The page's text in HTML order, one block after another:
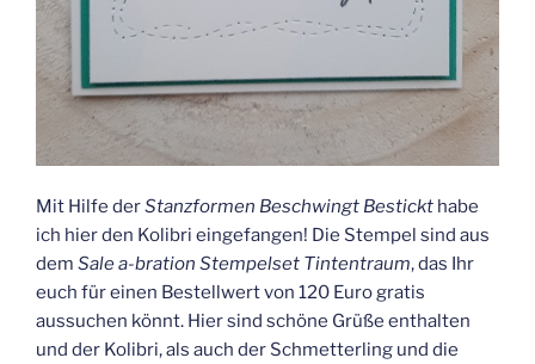
Mit Hilfe derStanzformen Beschwingt Bestickt habe
ich hier den Kolibri eingefangen! Die Stempel sind aus
dem Sale a-bration Stempelset Tintentraum, das Ihr
euch für einen Bestellwert von 120 Euro gratis
aussuchen könnt. Hier sind schöne Grüße enthalten
und der Kolibri, als auch der Schmetterling und die